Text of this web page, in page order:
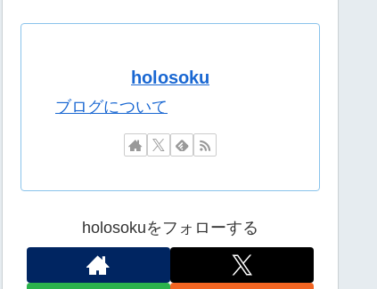
フルーツ盛り合わせをもらう「シャインマスカット甘～
ランス大丈夫か？
ｗｗｗｗ
】
ずっと続けられなくて本当にごめんなさい」【8/9(日
holosoku
ブログについて
holosokuをフォローする